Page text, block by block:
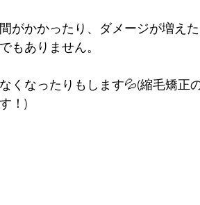
がかかったり、ダメージが増え
もありません。
くなったりもします💦(縮毛矯正
！)